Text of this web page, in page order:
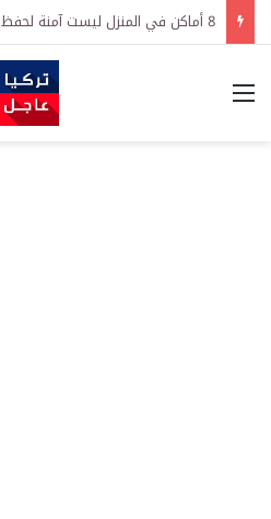
8 أماكن في المنزل ليست آمنة لحفظ النقود
القائمة